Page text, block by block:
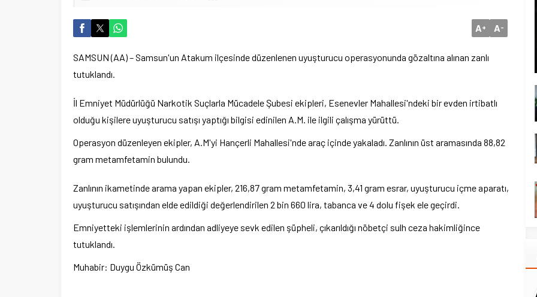
A+ A-
SAMSUN (AA) – Samsun'un Atakum ilçesinde düzenlenen uyuşturucu operasyonunda gözaltına alınan zanlı
tutuklandı.
İl Emniyet Müdürlüğü Narkotik Suçlarla Mücadele Şubesi ekipleri, Esenevler Mahallesi'ndeki bir evden irtibatlı
olduğu kişilere uyuşturucu satışı yaptığı bilgisi edinilen A.M. ile ilgili çalışma yürüttü.
Operasyon düzenleyen ekipler, A.M'yi Hançerli Mahallesi'nde araç içinde yakaladı. Zanlının üst aramasında 88,82
gram metamfetamin bulundu.
Zanlının ikametinde arama yapan ekipler, 216,87 gram metamfetamin, 3,41 gram esrar, uyuşturucu içme aparatı,
uyuşturucu satışından elde edildiği değerlendirilen 2 bin 660 lira, tabanca ve 4 dolu fişek ele geçirdi.
Emniyetteki işlemlerinin ardından adliyeye sevk edilen şüpheli, çıkarıldığı nöbetçi sulh ceza hakimliğince
tutuklandı.
Muhabir: Duygu Özkümüş Can